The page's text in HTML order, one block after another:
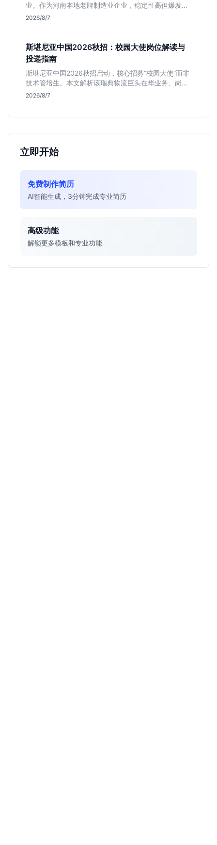
业。作为河南本地老牌制造业企业，稳定性高但爆发涨
薪机会少。适合想在本地积累工业场景经验的应届生。
2026/8/7
斯堪尼亚中国2026秋招：校园大使岗位解读与
投递指南
斯堪尼亚中国2026秋招启动，核心招募“校园大使”而非
技术管培生。本文解析该瑞典物流巨头在华业务、岗位
真实职责及不限专业背后的竞争逻辑，助你判断是否值
2026/8/7
立即开始
免费制作简历
AI智能生成，3分钟完成专业简历
高级功能
解锁更多模板和专业功能